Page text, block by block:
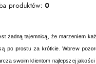
produktów:0
żadną tajemnicą, że marzeniem
po prostu za krótkie. Wbrew
swoim klientom najlepszej